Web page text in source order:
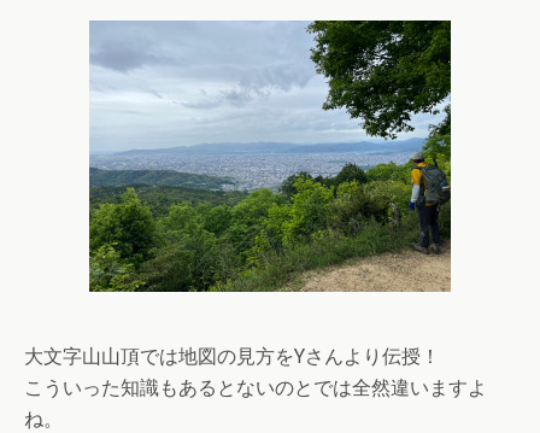
大文字山山頂では地図の見方をYさんより伝授！
こういった知識もあるとないのとでは全然違いますよ
ね。